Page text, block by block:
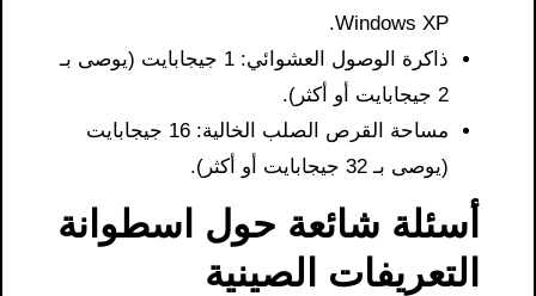
Windows XP.
ذاكرة الوصول العشوائي: 1 جيجابايت (يوصى بـ
2 جيجابايت أو أكثر).
مساحة القرص الصلب الخالية: 16 جيجابايت
(يوصى بـ 32 جيجابايت أو أكثر).
أسئلة شائعة حول اسطوانة
التعريفات الصينية